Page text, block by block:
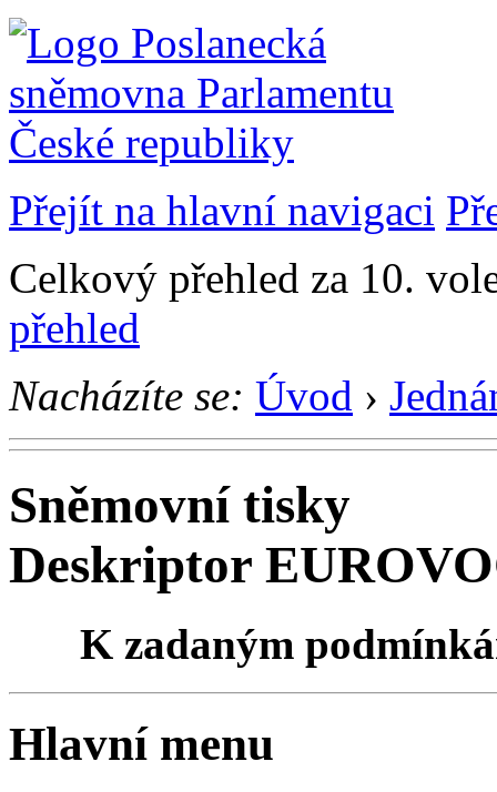
Přejít na hlavní navigaci
Celkový přehled za 10.
přehled
Nacházíte se: Úvod ›
Sněmovní tisky
Deskriptor
K zadaným
Hlavní menu